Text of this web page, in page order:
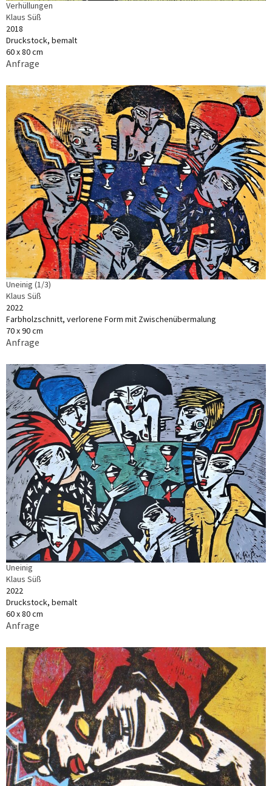
Verhüllungen
Klaus Süß
2018
Druckstock, bemalt
60 x 80 cm
Anfrage
Uneinig (1/3)
Klaus Süß
2022
Farbholzschnitt, verlorene Form mit Zwischenübermalung
70 x 90 cm
Anfrage
Uneinig
Klaus Süß
2022
Druckstock, bemalt
60 x 80 cm
Anfrage